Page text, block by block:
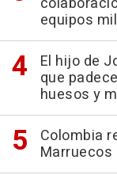
equipos
El hijo de
que
huesos y
Colombia
Marruecos